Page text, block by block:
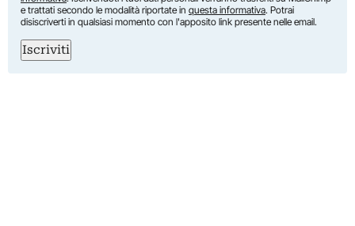
e trattati secondo le modalità riportate in questa informativa. Potrai
disiscriverti in qualsiasi momento con l'apposito link presente nelle email.
Iscriviti